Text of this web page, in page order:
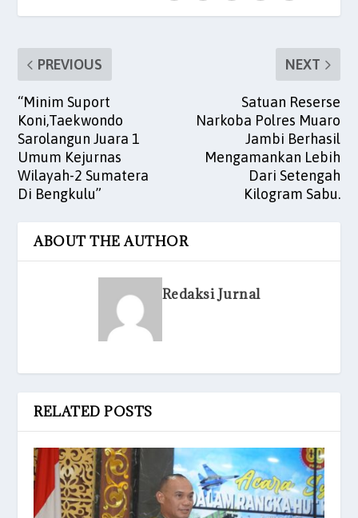
k
PREVIOUS
“Minim Suport
Koni,Taekwondo
Sarolangun Juara 1
Umum Kejurnas
Wilayah-2 Sumatera
Di Bengkulu”
NEXT
Satuan Reserse
Narkoba Polres Muaro
Jambi Berhasil
Mengamankan Lebih
Dari Setengah
Kilogram Sabu.
ABOUT THE AUTHOR
Redaksi Jurnal
RELATED POSTS